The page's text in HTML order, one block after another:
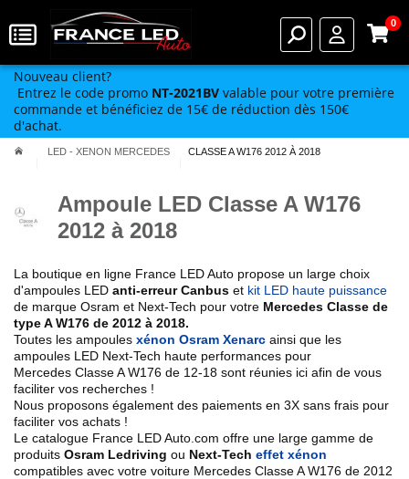
0
Nouveau client?
Entrez le code promo NT-2021BV valable pour votre première
commande et bénéficiez de 15€ de réduction dès 150€
d'achat.
LED - XENON MERCEDES CLASSE A W176 2012 À 2018
Ampoule LED Classe A W176
2012 à 2018
La boutique en ligne France LED Auto propose un large choix
d'ampoules LED anti-erreur Canbus et kit LED haute puissance
de marque Osram et Next-Tech pour votre Mercedes Classe de
typeA W176 de 2012 à 2018.
Toutes les ampoules xénon Osram Xenarc ainsi que les
ampoules LED Next-Tech haute performances pour
Mercedes Classe A W176 de 12-18 sont réunies ici afin de vous
faciliter vos recherches !
Nous proposons également des paiements en 3X sans frais pour
faciliter vos achats !
Le catalogue France LED Auto.com offre une large gamme de
produits Osram Ledriving ou Next-Tech effet xénon
compatibles avec votre voiture Mercedes Classe A W176 de 2012